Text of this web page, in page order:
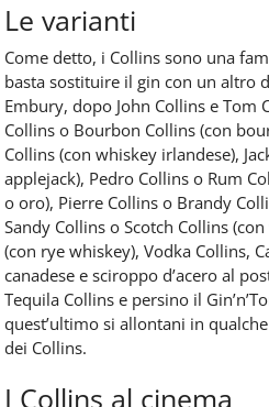
Le varianti
Come detto, i Collins sono una
basta sostituire il gin con un altro
Embury, dopo John Collins e Tom
Collins o Bourbon Collins (con
Collins (con whiskey irlandese),
applejack), Pedro Collins o Rum
o oro), Pierre Collins o Brandy
Sandy Collins o Scotch Collins
(con rye whiskey), Vodka Collins,
canadese e sciroppo d’acero al
Tequila Collins e persino il
quest’ultimo si allontani in
dei Collins.
I Collins al cinema